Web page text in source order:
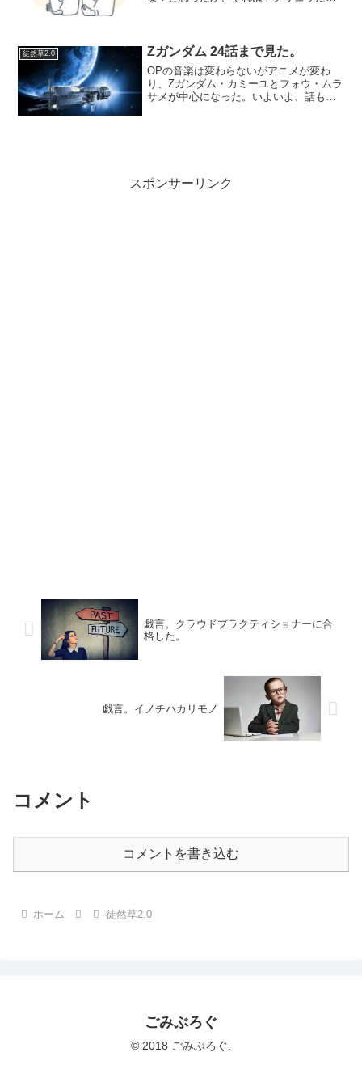
だけいいかわるいか。・発...
徒然草2.0 Zガンダム 24話まで見た。
OPの音楽は変わらないがアニメが変わ
り、Zガンダム・カミーユとフォウ・ムラ
サメが中心になった。いよいよ、話も佳
スポンサーリンク
戯言。クラウドプラクティショナーに合
格した。
戯言。イノチハカリモノ
コメント
コメントを書き込む
ホーム 徒然草2.0
ごみぶろぐ
© 2018 ごみぶろぐ.